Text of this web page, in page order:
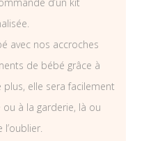
avec nos accroches
de bébé grâce à
elle sera facilement
ou à la garderie, là ou